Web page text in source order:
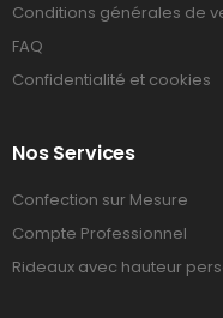
Conditions générales de
FAQ
Confidentialité et cookies
Nos Services
Confection sur Mesure
Compte Professionnel
Rideaux avec hauteur